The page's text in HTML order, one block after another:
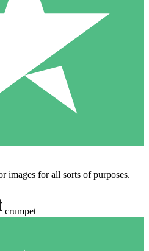
images for all sorts of purposes.
crumpet